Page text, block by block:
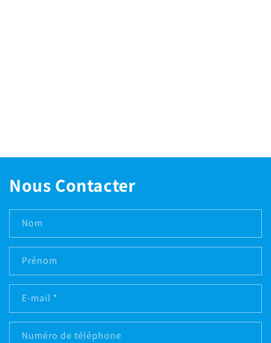
Nous Contacter
Nom
Prénom
E-mail *
Numéro de téléphone